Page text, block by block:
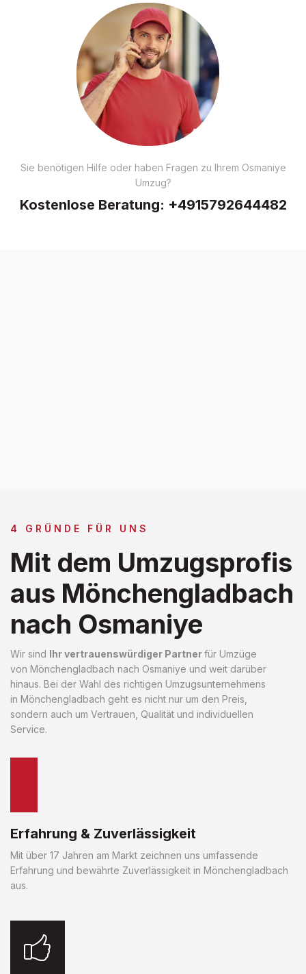
Sie benötigen Hilfe oder haben Fragen zu Ihrem Osmaniye
Umzug?
Kostenlose Beratung: +4915792644482
4 GRÜNDE FÜR UNS
Mit dem Umzugsprofis
aus Mönchengladbach
nach Osmaniye
Wir sind Ihr vertrauenswürdiger Partnerfür Umzüge
von Mönchengladbach nach Osmaniye und weit darüber
hinaus. Bei der Wahl des richtigen Umzugsunternehmens
in Mönchengladbach geht es nicht nur um den Preis,
sondern auch um Vertrauen, Qualität und individuellen
Service.
Erfahrung & Zuverlässigkeit
Mit über 17 Jahren am Markt zeichnen uns umfassende
Erfahrung und bewährte Zuverlässigkeit in Mönchengladbach
aus.